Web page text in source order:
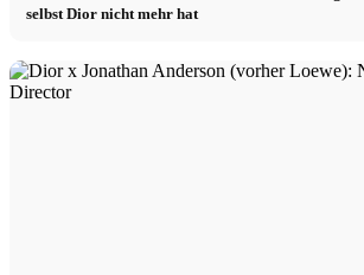
selbst Dior nicht mehr hat